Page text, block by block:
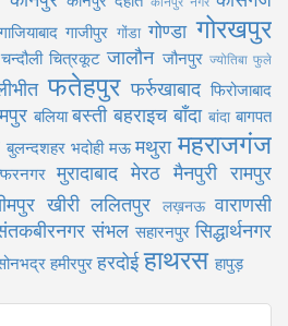
गाजीपुर गोंडा गोण्डा गोरखपुर
चन्दौली चित्रकूट जालौन जौनपुर ज्योतिबा फुले
फतेहपुर फर्रुखाबाद फिरोजाबाद
बलिया बस्ती बहराइच बाँदा बांदा बागपत
बुलन्दशहर भदोही मऊ मथुरा महराजगंज
मुरादाबाद मेरठ मैनपुरी रामपुर
खीरी ललितपुर लख़नऊ वाराणसी
संभल सहारनपुर सिद्धार्थनगर
हमीरपुर हरदोई हाथरस हापुड़